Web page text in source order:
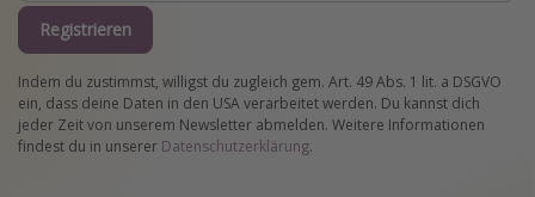
Registrieren
Indem du zustimmst, willigst du zugleich gem. Art. 49 Abs. 1 lit. a DSGVO
ein, dass deine Daten in den USA verarbeitet werden. Du kannst dich
jeder Zeit von unserem Newsletter abmelden. Weitere Informationen
findest du in unserer Datenschutzerklärung.